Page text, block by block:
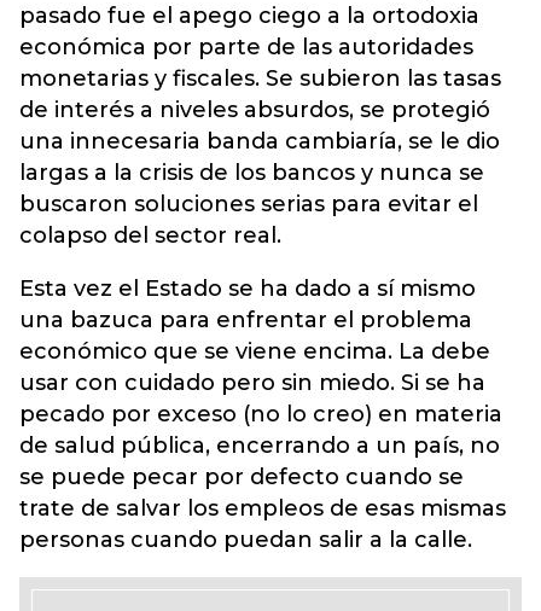
pasado fue el apego ciego a la ortodoxia
económica por parte de las autoridades
monetarias y fiscales. Se subieron las tasas
de interés a niveles absurdos, se protegió
una innecesaria banda cambiaría, se le dio
largas a la crisis de los bancos y nunca se
buscaron soluciones serias para evitar el
colapso del sector real.
Esta vez el Estado se ha dado a sí mismo
una bazuca para enfrentar el problema
económico que se viene encima. La debe
usar con cuidado pero sin miedo. Si se ha
pecado por exceso (no lo creo) en materia
de salud pública, encerrando a un país, no
se puede pecar por defecto cuando se
trate de salvar los empleos de esas mismas
personas cuando puedan salir a la calle.